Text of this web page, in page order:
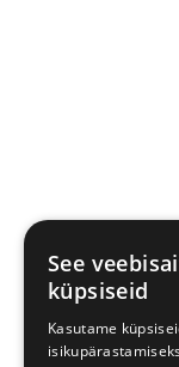
See
küpsiseid
Kasutame